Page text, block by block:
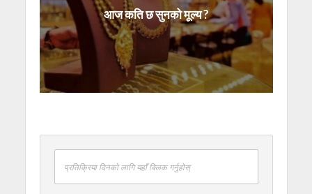
आज कति छ सुनको मूल्य ?
प्रतिक्रिया दिनको लागि यहाँ क्लिक गर्नुहोस्